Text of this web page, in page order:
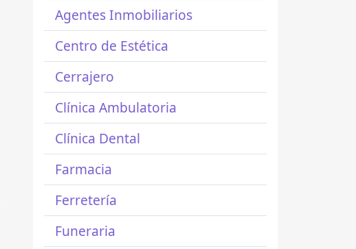
Agentes Inmobiliarios
Centro de Estética
Cerrajero
Clínica Ambulatoria
Clínica Dental
Farmacia
Ferretería
Funeraria